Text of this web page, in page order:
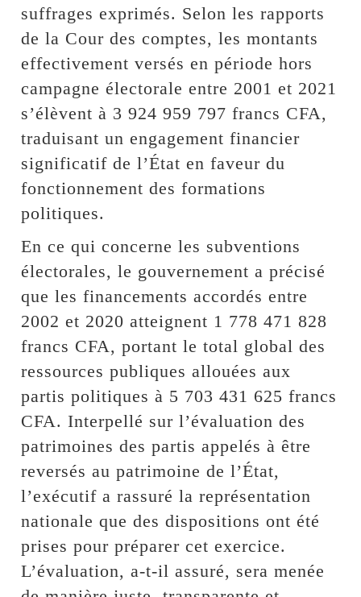
suffrages exprimés. Selon les rapports
de la Cour des comptes, les montants
effectivement versés en période hors
campagne électorale entre 2001 et 2021
s’élèvent à 3 924 959 797 francs CFA,
traduisant un engagement financier
significatif de l’État en faveur du
fonctionnement des formations
politiques.
En ce qui concerne les subventions
électorales, le gouvernement a précisé
que les financements accordés entre
2002 et 2020 atteignent 1 778 471 828
francs CFA, portant le total global des
ressources publiques allouées aux
partis politiques à 5 703 431 625 francs
CFA. Interpellé sur l’évaluation des
patrimoines des partis appelés à être
reversés au patrimoine de l’État,
l’exécutif a rassuré la représentation
nationale que des dispositions ont été
prises pour préparer cet exercice.
L’évaluation, a-t-il assuré, sera menée